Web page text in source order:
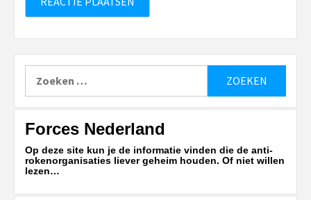
naar:
Forces Nederland
Op deze site kun je de informatie vinden die de anti-
rokenorganisaties liever geheim houden. Of niet willen
lezen…